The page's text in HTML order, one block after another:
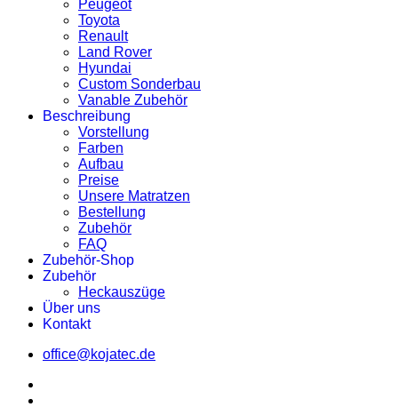
Peugeot
Toyota
Renault
Land Rover
Hyundai
Custom Sonderbau
Vanable Zubehör
Beschreibung
Vorstellung
Farben
Aufbau
Preise
Unsere Matratzen
Bestellung
Zubehör
FAQ
Zubehör-Shop
Zubehör
Heckauszüge
Über uns
Kontakt
office@kojatec.de